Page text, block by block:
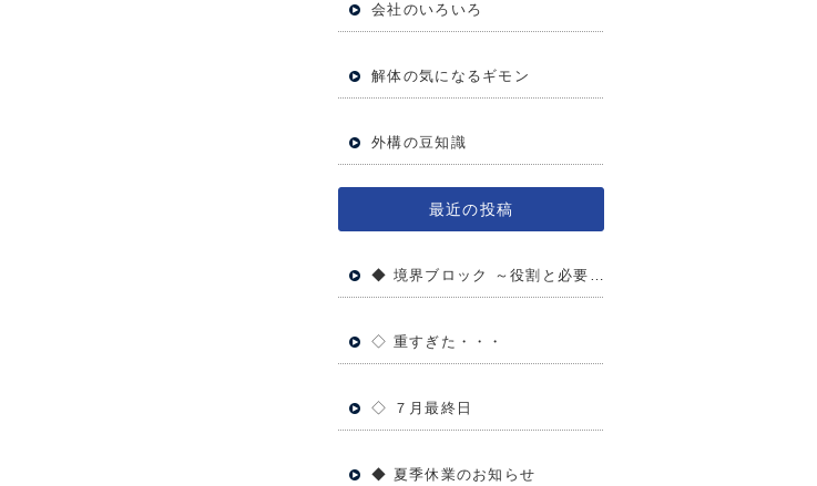
会社のいろいろ
解体の気になるギモン
外構の豆知識
最近の投稿
◆ 境界ブロック ～役割と必要性～
◇ 重すぎた・・・
◇ ７月最終日
◆ 夏季休業のお知らせ